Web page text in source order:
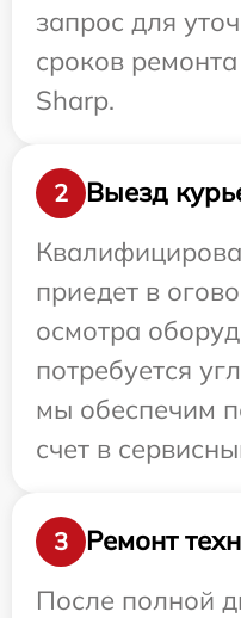
запрос для
сроков
Sharp.
2
Выезд
приедет в
осмотра
потребуется
мы обеспечим
счет в
3
Ремонт
После полной